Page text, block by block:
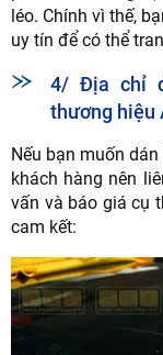
léo. Chính vì thế,
uy tín để có thể
4/ Địa chỉ
thương hiệu
Nếu bạn muốn
khách hàng nên
vấn và báo giá cụ
cam kết: